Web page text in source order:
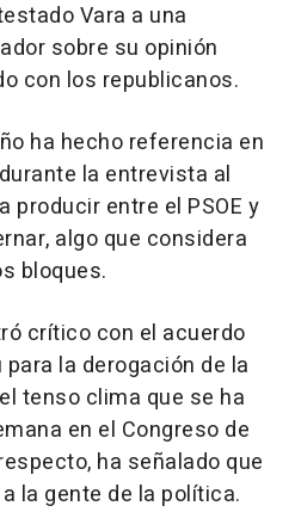
Vara a una
sobre su opinión
con los republicanos.
ha hecho referencia en
la entrevista al
producir entre el PSOE y
algo que considera
bloques.
crítico con el acuerdo
la derogación de la
tenso clima que se ha
en el Congreso de
ha señalado que
la gente de la política.